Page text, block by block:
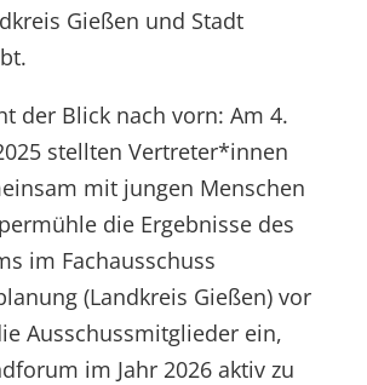
Gießen und Stadt
der Blick nach vorn: Am 4.
stellten Vertreter*innen
mit jungen Menschen
die Ergebnisse des
im Fachausschuss
(Landkreis Gießen) vor
Ausschussmitglieder ein,
im Jahr 2026 aktiv zu